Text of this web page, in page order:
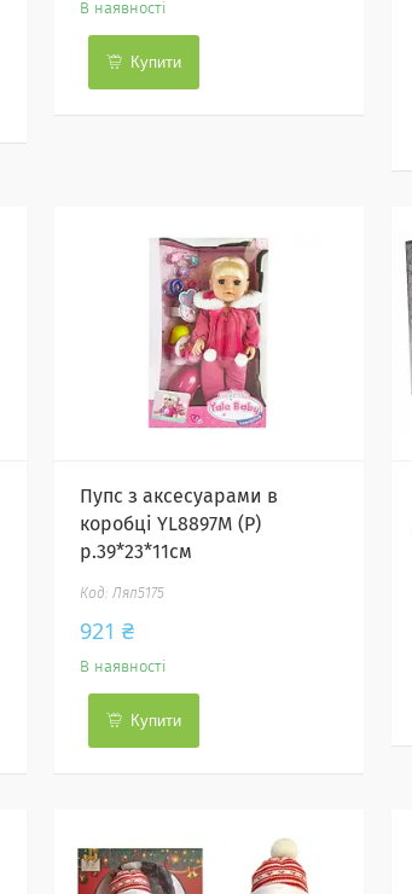
В наявності
Купити
Пупс з аксесуарами в
коробці YL8897M (Р)
р.39*23*11см
Лял5175
921 ₴
В наявності
Купити